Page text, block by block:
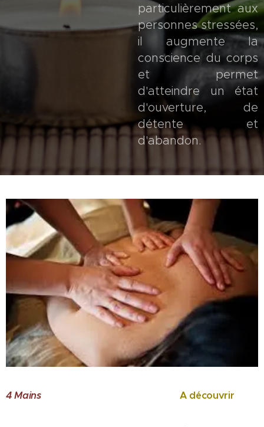
particulièrement aux
personnes stressées,
il augmente la
conscience du corps
et permet
d'atteindre un état
d'ouverture, de
détente et
d'abandon.
4Mains A découvrir